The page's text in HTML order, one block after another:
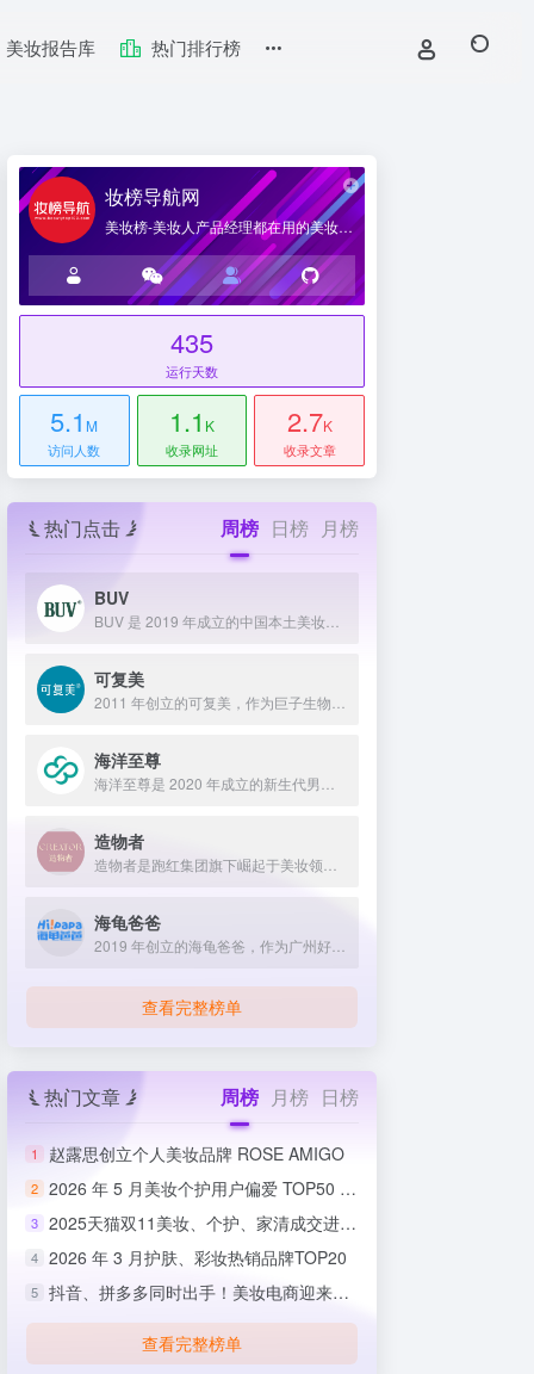
美妆报告库 热门排行榜
妆榜导航网
美妆榜-美妆人产品经理都在用的美妆产业导航网站
435
运行天数
5.1 M
访问人数
1.1 K
收录网址
2.7K
收录文章
热门点击 周榜 日榜 月榜
BUV
可复美
海洋至尊
造物者
海龟爸爸
查看完整榜单
热门文章 周榜 月榜 日榜
1 赵露思创立个人美妆品牌 ROSE AMIGO
2 2026 年 5 月美妆个护用户偏爱 TOP50 榜单出炉
3 2025天猫双11美妆、个护、家清成交进度排行榜
4 2026 年 3 月护肤、彩妆热销品牌TOP20
5 抖音、拼多多同时出手！美妆电商迎来史上最严整治
查看完整榜单